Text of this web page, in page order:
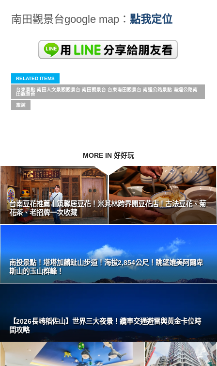
南田觀景台google map： 點我定位
RELATED ITEMS
台東景點 南田人文景觀觀景台 南田觀景台 台東南田觀景台 南迴公路景點 南迴公路南
田觀景台
旅遊
MORE IN 好好玩
台南豆花推薦｜筑馨居豆花！米其林跨界開豆花店！古法豆花、菊
花茶、老招牌一次收藏
南投景點！塔塔加麟趾山步道！海拔2,854公尺！眺望媲美阿爾卑
斯山的玉山群峰！
【2026長崎稻佐山】世界三大夜景！纜車交通避雷與黃金卡位時
間攻略